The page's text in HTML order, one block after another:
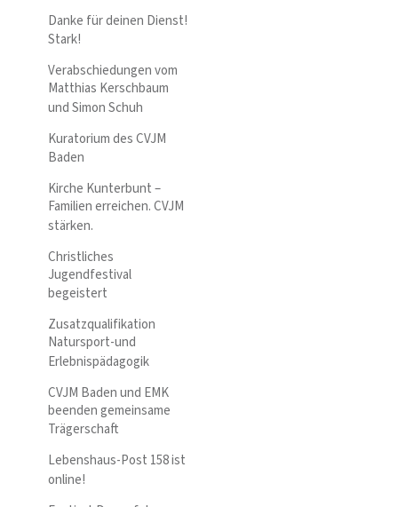
Danke für deinen Dienst!
Stark!
Verabschiedungen vom
Matthias Kerschbaum
und Simon Schuh
Kuratorium des CVJM
Baden
Kirche Kunterbunt –
Familien erreichen. CVJM
stärken.
Christliches
Jugendfestival
begeistert
Zusatzqualifikation
Natursport-und
Erlebnispädagogik
CVJM Baden und EMK
beenden gemeinsame
Trägerschaft
Lebenshaus-Post 158 ist
online!